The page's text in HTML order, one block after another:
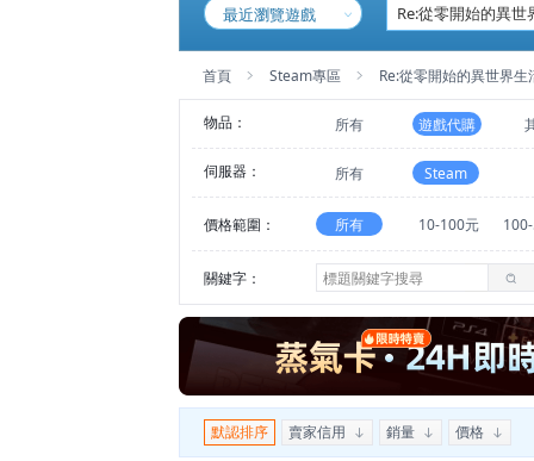
最近瀏覽遊戲
首頁 Steam專區 Re:從零開始的異世界
物品： 所有 遊戲代購
伺服器： 所有 Steam
價格範圍： 所有 10-100元
關鍵字：
默認排序 賣家信用 銷量 價格